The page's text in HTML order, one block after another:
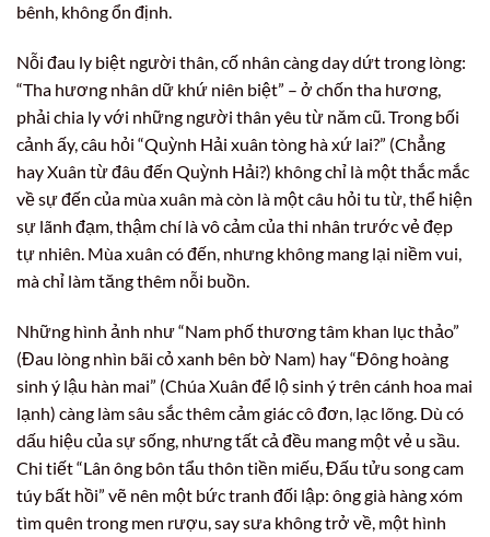
bênh, không ổn định.
Nỗi đau ly biệt người thân, cố nhân càng day dứt trong lòng:
“Tha hương nhân dữ khứ niên biệt” – ở chốn tha hương,
phải chia ly với những người thân yêu từ năm cũ. Trong bối
cảnh ấy, câu hỏi “Quỳnh Hải xuân tòng hà xứ lai?” (Chẳng
hay Xuân từ đâu đến Quỳnh Hải?) không chỉ là một thắc mắc
về sự đến của mùa xuân mà còn là một câu hỏi tu từ, thể hiện
sự lãnh đạm, thậm chí là vô cảm của thi nhân trước vẻ đẹp
tự nhiên. Mùa xuân có đến, nhưng không mang lại niềm vui,
mà chỉ làm tăng thêm nỗi buồn.
Những hình ảnh như “Nam phố thương tâm khan lục thảo”
(Đau lòng nhìn bãi cỏ xanh bên bờ Nam) hay “Đông hoàng
sinh ý lậu hàn mai” (Chúa Xuân để lộ sinh ý trên cánh hoa mai
lạnh) càng làm sâu sắc thêm cảm giác cô đơn, lạc lõng. Dù có
dấu hiệu của sự sống, nhưng tất cả đều mang một vẻ u sầu.
Chi tiết “Lân ông bôn tẩu thôn tiền miếu, Đấu tửu song cam
túy bất hồi” vẽ nên một bức tranh đối lập: ông già hàng xóm
tìm quên trong men rượu, say sưa không trở về, một hình